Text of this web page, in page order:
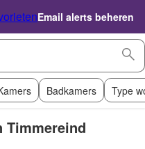
Email alerts beheren
Badkamers Type
Timmereind